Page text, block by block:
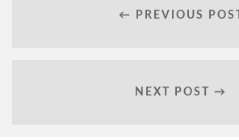
← PREVIOUS POST
NEXT POST →